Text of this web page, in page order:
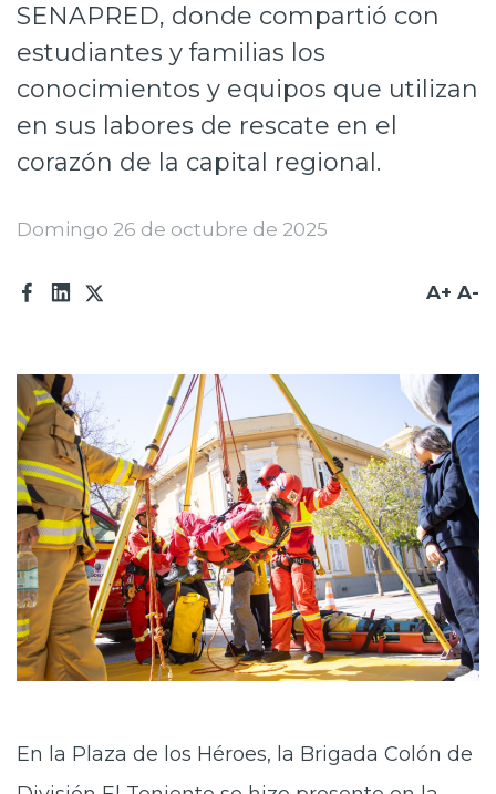
Canales de denuncia
Acceso trabajadores/as
SENAPRED, donde compartió con
estudiantes y familias los
conocimientos y equipos que utilizan
en sus labores de rescate en el
corazón de la capital regional.
Domingo 26 de octubre de 2025
A+ A-
En la Plaza de los Héroes, la Brigada Colón de